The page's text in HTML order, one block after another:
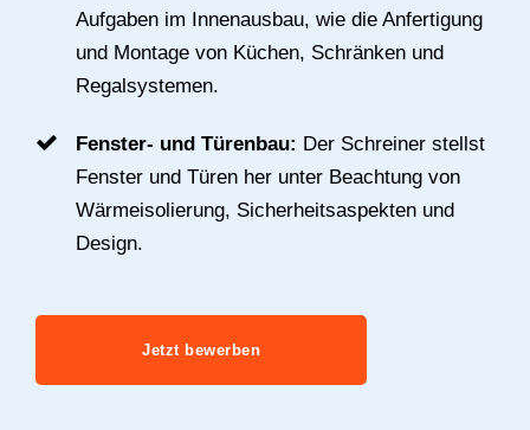
Aufgaben im Innenausbau, wie die Anfertigung
und Montage von Küchen, Schränken und
Regalsystemen.
Fenster- und Türenbau: Der Schreiner stellst
Fenster und Türen her unter Beachtung von
Wärmeisolierung, Sicherheitsaspekten und
Design.
Jetzt bewerben